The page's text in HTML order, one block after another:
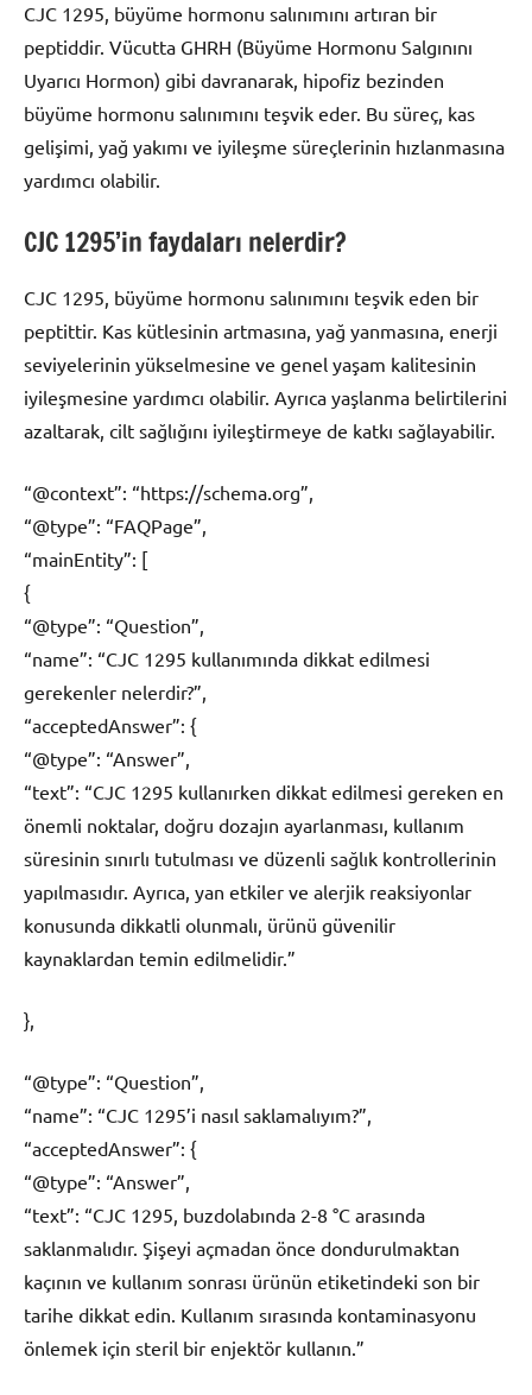
CJC 1295, büyüme hormonu salınımını artıran bir
peptiddir. Vücutta GHRH (Büyüme Hormonu Salgınını
Uyarıcı Hormon) gibi davranarak, hipofiz bezinden
büyüme hormonu salınımını teşvik eder. Bu süreç, kas
gelişimi, yağ yakımı ve iyileşme süreçlerinin hızlanmasına
yardımcı olabilir.
CJC 1295’in faydaları nelerdir?
CJC 1295, büyüme hormonu salınımını teşvik eden bir
peptittir. Kas kütlesinin artmasına, yağ yanmasına, enerji
seviyelerinin yükselmesine ve genel yaşam kalitesinin
iyileşmesine yardımcı olabilir. Ayrıca yaşlanma belirtilerini
azaltarak, cilt sağlığını iyileştirmeye de katkı sağlayabilir.
“@context”: “https://schema.org”,
“@type”: “FAQPage”,
“mainEntity”: [
{
“@type”: “Question”,
“name”: “CJC 1295 kullanımında dikkat edilmesi
gerekenler nelerdir?”,
“acceptedAnswer”: {
“@type”: “Answer”,
“text”: “CJC 1295 kullanırken dikkat edilmesi gereken en
önemli noktalar, doğru dozajın ayarlanması, kullanım
süresinin sınırlı tutulması ve düzenli sağlık kontrollerinin
yapılmasıdır. Ayrıca, yan etkiler ve alerjik reaksiyonlar
konusunda dikkatli olunmalı, ürünü güvenilir
kaynaklardan temin edilmelidir.”
},
“@type”: “Question”,
“name”: “CJC 1295’i nasıl saklamalıyım?”,
“acceptedAnswer”: {
“@type”: “Answer”,
“text”: “CJC 1295, buzdolabında 2-8 °C arasında
saklanmalıdır. Şişeyi açmadan önce dondurulmaktan
kaçının ve kullanım sonrası ürünün etiketindeki son bir
tarihe dikkat edin. Kullanım sırasında kontaminasyonu
önlemek için steril bir enjektör kullanın.”